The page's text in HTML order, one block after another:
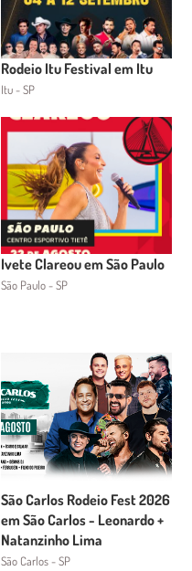
Rodeio Itu Festival em Itu
Itu - SP
Ivete Clareou em São Paulo
São Paulo - SP
São Carlos Rodeio Fest 2026
em São Carlos - Leonardo +
Natanzinho Lima
São Carlos - SP